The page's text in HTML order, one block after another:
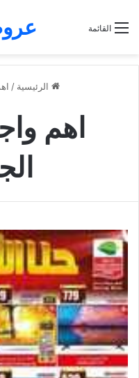
القائمة
الرئيسية /
اهم